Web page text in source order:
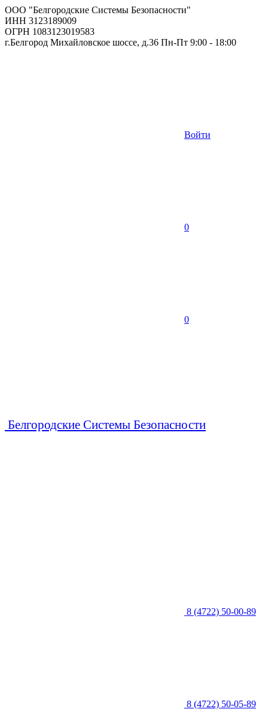
ООО "Белгородские Системы Безопасности"
ИНН 3123189009
ОГРН 1083123019583
г.Белгород Михайловское шоссе, д.36 Пн-Пт 9:00 - 18:00
Войти
0
0
Белгородские Системы Безопасности
8 (4722) 50-00-89
8 (4722) 50-05-89